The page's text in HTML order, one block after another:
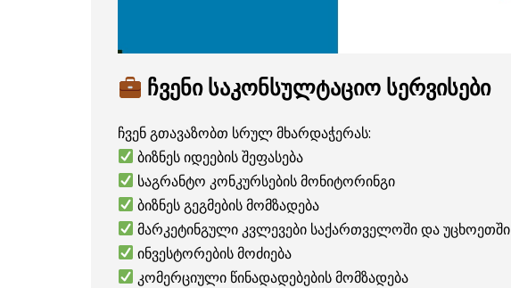
ჩვენი საკონსულტაციო სერვისები
ჩვენ გთავაზობთ სრულ მხარდაჭერას:
ბიზნეს იდეების შეფასება
საგრანტო კონკურსების მონიტორინგი
ბიზნეს გეგმების მომზადება
მარკეტინგული კვლევები საქართველოში და უცხოეთში
ინვესტორების მოძიება
კომერციული წინადადებების მომზადება